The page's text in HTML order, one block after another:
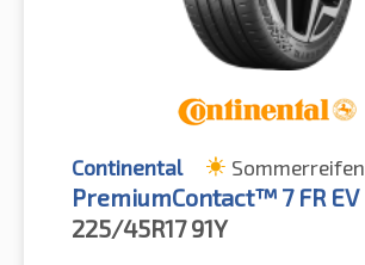
Continental Sommerreifen
PremiumContact™ 7 FR EV
225/45R17 91Y